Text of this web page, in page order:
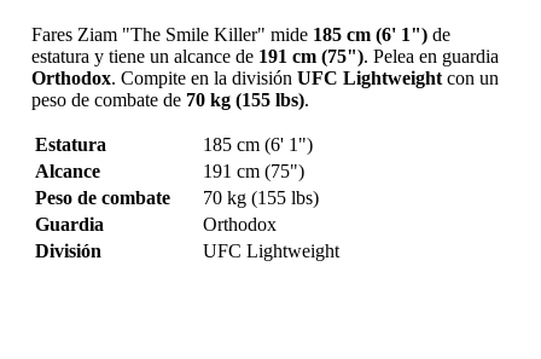
Fares Ziam "The Smile Killer" mide 185 cm (6' 1")de
estatura y tiene un alcance de 191 cm (75"). Pelea en guardia
Orthodox. Compite en la división UFC Lightweightcon un
peso de combate de 70 kg (155 lbs).
Estatura
185 cm (6' 1")
Alcance
191 cm (75")
Peso de combate
70 kg (155 lbs)
Guardia
Orthodox
División
UFC Lightweight